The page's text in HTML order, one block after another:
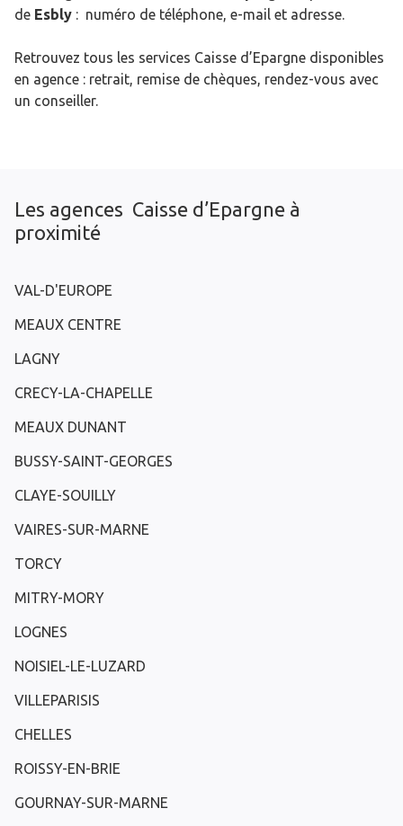
de Esbly : numéro de téléphone, e-mail et adresse.
Retrouvez tous les services Caisse d’Epargne disponibles
en agence : retrait, remise de chèques, rendez-vous avec
un conseiller.
Les agences Caisse d’Epargne à
proximité
VAL-D'EUROPE
MEAUX CENTRE
LAGNY
CRECY-LA-CHAPELLE
MEAUX DUNANT
BUSSY-SAINT-GEORGES
CLAYE-SOUILLY
VAIRES-SUR-MARNE
TORCY
MITRY-MORY
LOGNES
NOISIEL-LE-LUZARD
VILLEPARISIS
CHELLES
ROISSY-EN-BRIE
GOURNAY-SUR-MARNE